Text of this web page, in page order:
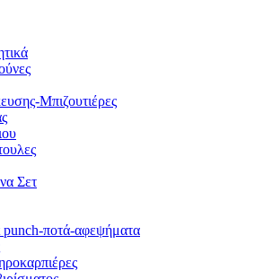
Μπιζουτιέρες
Σετ
ποτά-αφεψήματα